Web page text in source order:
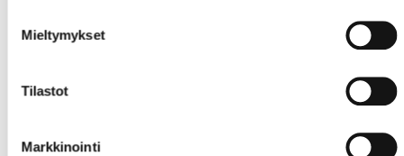
Mieltymykset
Tilastot
Markkinointi